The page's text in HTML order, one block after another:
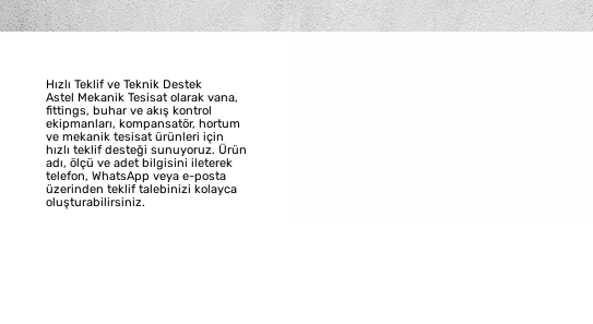
Hızlı Teklif ve Teknik Destek
Astel Mekanik Tesisat olarak vana,
fittings, buhar ve akış kontrol
ekipmanları, kompansatör, hortum
ve mekanik tesisat ürünleri için
hızlı teklif desteği sunuyoruz. Ürün
adı, ölçü ve adet bilgisini ileterek
telefon, WhatsApp veya e-posta
üzerinden teklif talebinizi kolayca
oluşturabilirsiniz.